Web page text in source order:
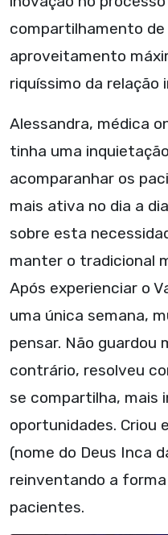
compartilhamento
aproveitamento
riquíssimo da relação
Alessandra, médica
tinha uma
acomparanhar os
mais ativa no dia a
sobre esta
manter o tradicional
Após experienciar o
uma única semana,
pensar. Não guardou
contrário, resolveu
se compartilha, mais
oportunidades. Criou
(nome do Deus Inca
reinventando a
pacientes.